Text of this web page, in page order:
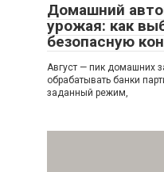
Домашний
урожая: как
безопасную
Август — пик домашних
обрабатывать банки
заданный режим,